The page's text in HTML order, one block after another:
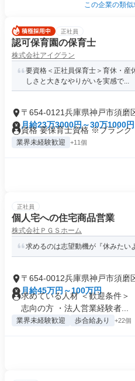
この企業の類
正社員
認可保育園の保育士
株式会社アイグラン
要資格＜正社員保育士＞育休・産
しさと大きなやりがいを実感で...
〒654-0121兵庫県神戸市須磨
月給23万3000円～30万1000円
資格 要保育士資格 ※ブランク
業界未経験歓迎 +11個
正社員
個人宅への住宅商品営業
株式会社ＰＧＳホーム
求めるのは志望動機が『休みた
〒654-0012兵庫県神戸市須磨
月給45万円～100万円
求めている人材 ＜歓迎条件＞
志向の方 ・法人営業経験者...
業界未経験歓迎 歩合給あり +22個